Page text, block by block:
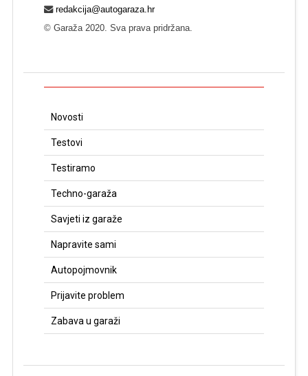
redakcija@autogaraza.hr
© Garaža 2020. Sva prava pridržana.
Novosti
Testovi
Testiramo
Techno-garaža
Savjeti iz garaže
Napravite sami
Autopojmovnik
Prijavite problem
Zabava u garaži